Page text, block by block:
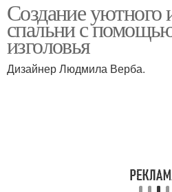
Создание уютного
спальни с
изголовья
Дизайнер Людмила Верба.